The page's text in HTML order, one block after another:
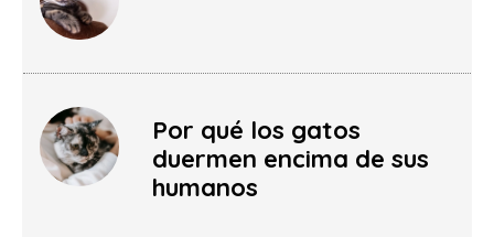
Por qué los gatos
duermen encima de sus
humanos